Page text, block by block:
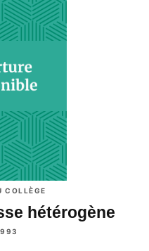
COLLÈGE
hétérogène